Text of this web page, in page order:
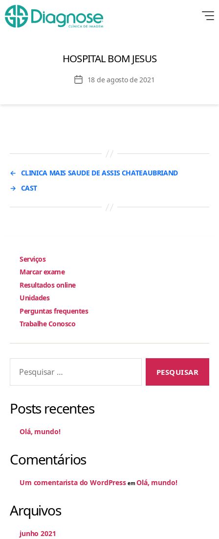
HOSPITAL BOM JESUS
Data18 de agosto de 2021
← CLINICA MAIS SAUDE DE ASSIS CHATEAUBRIAND
→ CAST
Serviços
Marcar exame
Resultados online
Unidades
Perguntas frequentes
Trabalhe Conosco
Posts recentes
Olá, mundo!
Comentários
Um comentarista do WordPressemOlá, mundo!
Arquivos
junho 2021